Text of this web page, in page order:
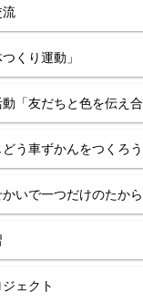
流
くり運動」
「友だちと色を伝え合
う車ずかんをつくろう
いで一つだけのたから
ェクト